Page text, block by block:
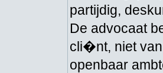
partijdig,
De advocaat
cli�nt, niet
openbaar